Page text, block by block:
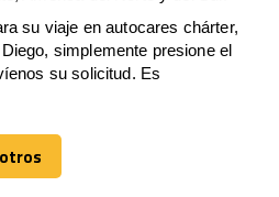
su viaje en autocares chárter,
simplemente presione el
su solicitud. Es